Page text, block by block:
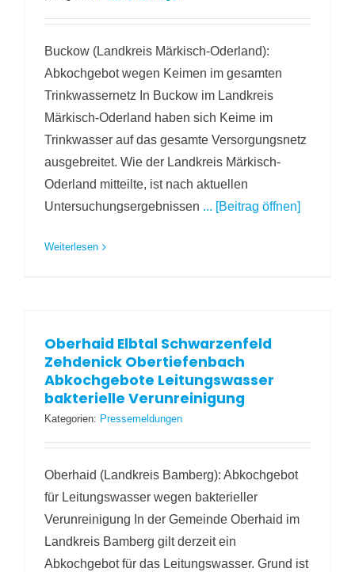
Buckow (Landkreis Märkisch-Oderland):
Abkochgebot wegen Keimen im gesamten
Trinkwassernetz In Buckow im Landkreis
Märkisch-Oderland haben sich Keime im
Trinkwasser auf das gesamte Versorgungsnetz
ausgebreitet. Wie der Landkreis Märkisch-
Oderland mitteilte, ist nach aktuellen
Untersuchungsergebnissen ... [Beitrag öffnen]
Weiterlesen
Oberhaid Elbtal Schwarzenfeld
Zehdenick Obertiefenbach
Abkochgebote Leitungswasser
bakterielle Verunreinigung
Kategorien: Pressemeldungen
Oberhaid (Landkreis Bamberg): Abkochgebot
für Leitungswasser wegen bakterieller
Verunreinigung In der Gemeinde Oberhaid im
Landkreis Bamberg gilt derzeit ein
Abkochgebot für das Leitungswasser. Grund ist